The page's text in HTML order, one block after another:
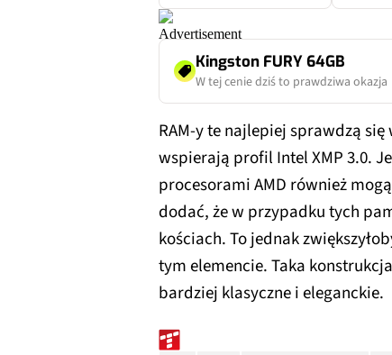
Kingston FURY 64GB
W tej cenie dziś to prawdziwa okazja
RAM-y te najlepiej sprawdzą
wspierają profil Intel XMP 3.0.
procesorami AMD również
dodać, że w przypadku tych
kościach. To jednak
tym elemencie. Taka
bardziej klasyczne i eleganckie.